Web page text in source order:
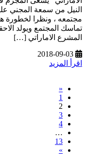
النيل من سمعة المجني
مجتمعه ، ونظرا لخطورة
تماسك المجتمع ويولد
المشرع الاماراتي […]
2018-09-03
اقرأ المزيد
«
1
2
3
4
…
13
»